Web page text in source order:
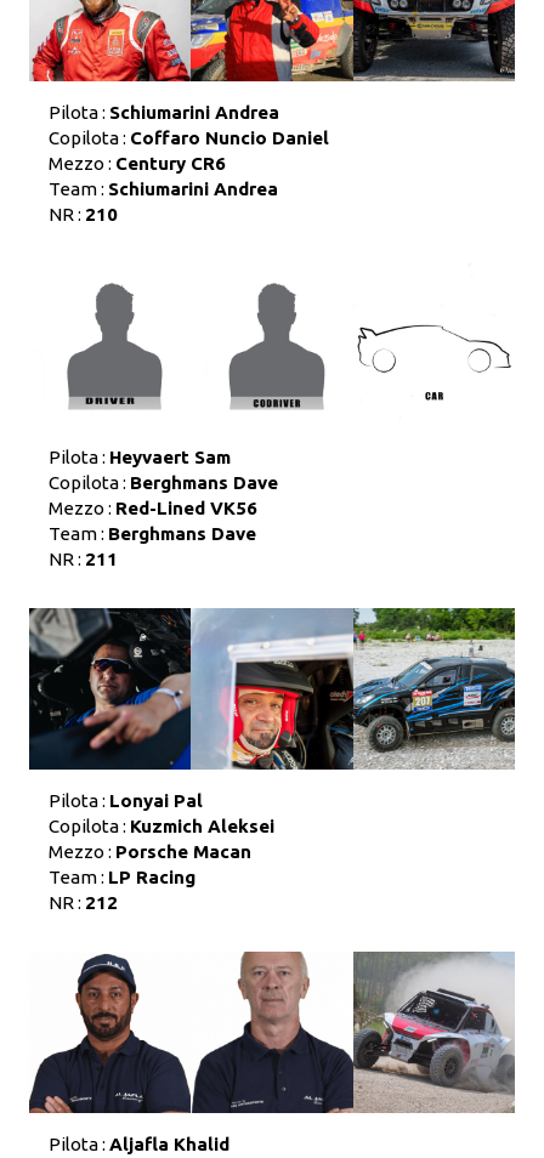
Pilota : Schiumarini Andrea
Copilota : Coffaro Nuncio Daniel
Mezzo : Century CR6
Team : Schiumarini Andrea
NR : 210
Pilota : Heyvaert Sam
Copilota : Berghmans Dave
Mezzo : Red-Lined VK56
Team : Berghmans Dave
NR : 211
Pilota : Lonyai Pal
Copilota : Kuzmich Aleksei
Mezzo : Porsche Macan
Team : LP Racing
NR : 212
Pilota : Aljafla Khalid